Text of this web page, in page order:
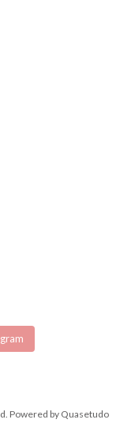
Powered by Quasetudo